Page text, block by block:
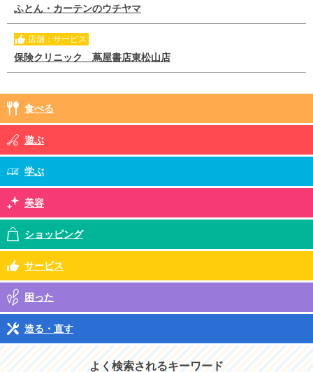
ふとん・カーテンのウチヤマ
店舗：サービス
保険クリニック 蔦屋書店東松山店
食べる
遊ぶ
学ぶ
美容
ショッピング
サービス
困った
造る・直す
よく検索されるキーワード